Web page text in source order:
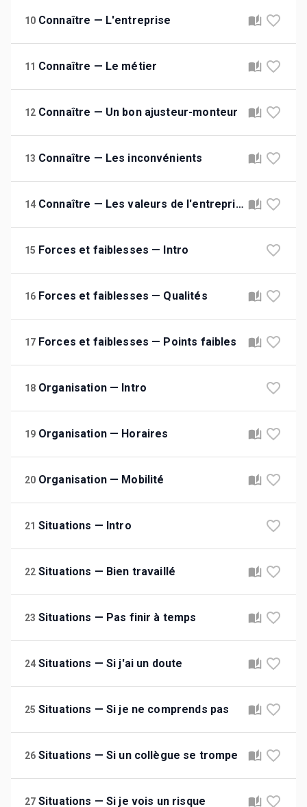
10 Connaître — L'entreprise
11 Connaître — Le métier
12 Connaître — Un bon ajusteur-monteur
13 Connaître — Les inconvénients
14 Connaître — Les valeurs de l'entreprise
15 Forces et faiblesses — Intro
16 Forces et faiblesses — Qualités
17 Forces et faiblesses — Points faibles
18 Organisation — Intro
19 Organisation — Horaires
20 Organisation — Mobilité
21 Situations — Intro
22 Situations — Bien travaillé
23 Situations — Pas finir à temps
24 Situations — Si j'ai un doute
25 Situations — Si je ne comprends pas
26 Situations — Si un collègue se trompe
27 Situations — Si je vois un risque